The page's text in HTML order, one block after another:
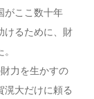
がここ数十年
けるために、財
力を生かすの
滉大だけに頼る